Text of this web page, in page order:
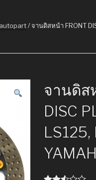
/ จานดิสหน้า FRONT
จานดิส
DISC
LS125,